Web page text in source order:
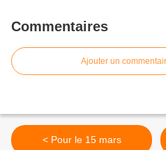
Commentaires
Ajouter un
< Pour le 15 mars